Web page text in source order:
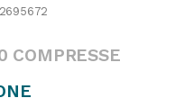
COMPRESSE